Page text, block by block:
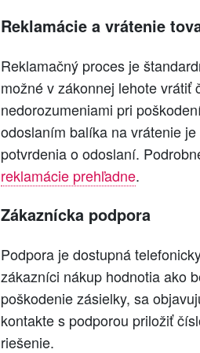
Reklamácie a vrátenie
Reklamačný proces je
možné v zákonnej lehote
nedorozumeniami pri
odoslaním balíka na vrátenie
potvrdenia o odoslaní.
reklamácie prehľadne.
Zákaznícka podpora
Podpora je dostupná
zákazníci nákup hodnotia ako
poškodenie zásielky, sa
kontakte s podporou priložiť
riešenie.